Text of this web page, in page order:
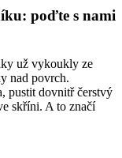
poďte s nami
už vykoukly ze
nad povrch.
pustit dovnitř čerstvý
skříni. A to značí